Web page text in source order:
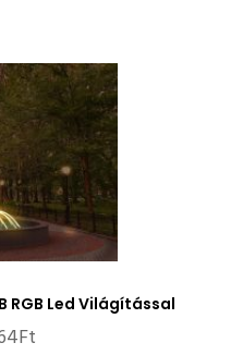
RGB Led Világítással
Ft